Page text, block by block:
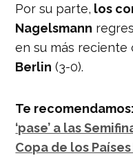
Por su parte, los
Nagelsmann
en su más
Berlin (3-0).
Te recomendamos:
‘pase’ a las
Copa de los